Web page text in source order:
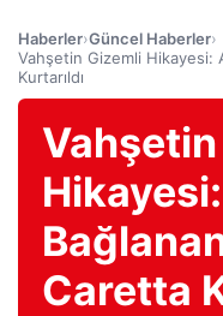
Haberler›Güncel Haberler›
Vahşetin Gizemli Hikayesi:
Kurtarıldı
Caretta